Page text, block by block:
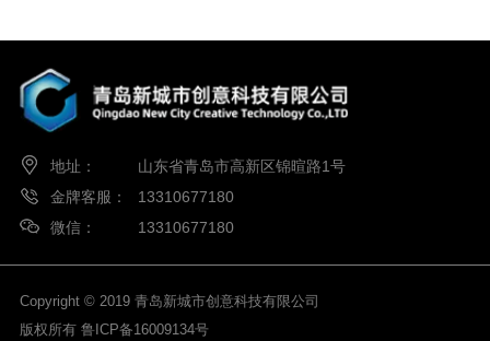
地址：
山东省青岛市高新区锦暄路1号
金牌客服：
13310677180
微信：
13310677180
Copyright © 2019 青岛新城市创意科技有限公司
版权所有 鲁ICP备16009134号